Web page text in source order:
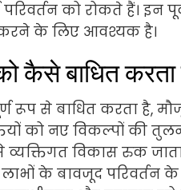
को रोकते हैं। इन
करने के लिए आवश्यक है।
को कैसे बाधित
रूप से बाधित करता है,
को नए विकल्पों की
विकास रुक
के बावजूद परिवर्तन के